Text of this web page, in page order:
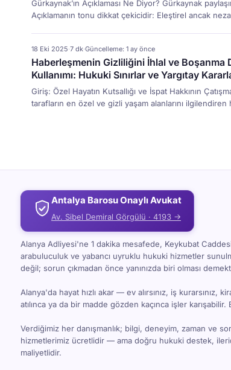
Gürkaynak’ın Açıklaması Ne Diyor? Gürkaynak
Açıklamanın tonu dikkat çekicidir: Eleştirel ancak
hukuku alanındaki önde gelen hukukçulardan ve
İstanbul merkezli ELIG Gürkaynak Attorneys-at-Law
[…]
18 Eki 2025·7 dk·Güncelleme: 1 ay önce
Haberleşmenin Gizliliğini İhlal ve Boşanma
Kullanımı: Hukuki Sınırlar ve Yargıtay
Giriş: Özel Hayatın Kutsallığı ve İspat Hakkının
tarafların en özel ve gizli yaşam alanlarını
Antalya Barosu Onaylı Avukat
Av. Sibel Demiral Görgülü · 4193 →
Alanya Adliyesi'ne 1 dakika mesafede, Keykubat
arabuluculuk ve yabancı uyruklu hukuki hizmetler
değil; sorun çıkmadan önce yanınızda biri olması
Alanya'da hayat hızlı akar — ev alırsınız, iş kurarsınız,
atılınca ya da bir madde gözden kaçınca işler
Verdiğimiz her danışmanlık; bilgi, deneyim, zaman ve
hizmetlerimiz ücretlidir — ama doğru hukuki destek,
maliyetlidir.